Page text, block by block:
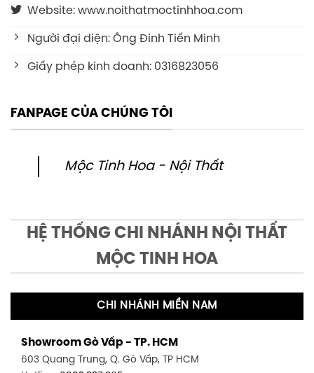
Website: www.noithatmoctinhhoa.com
Người đại diện: Ông Đinh Tiến Minh
Giấy phép kinh doanh: 0316823056
FANPAGE CỦA CHÚNG TÔI
Mộc Tinh Hoa - Nội Thất
HỆ THỐNG CHI NHÁNH NỘI THẤT
MỘC TINH HOA
CHI NHÁNH MIỀN NAM
Showroom Gò Vấp - TP. HCM
603 Quang Trung, Q. Gò Vấp, TP HCM